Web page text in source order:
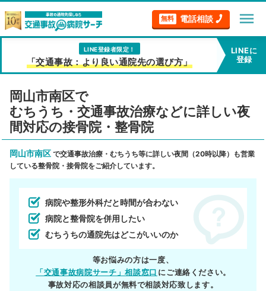
無料 電話相談 menu
LINE登録者限定！
「交通事故：より良い通院先の選び方」
LINEに
登録
岡山市南区で
むちうち・交通事故治療などに詳しい夜
間対応の接骨院・整骨院
岡山市南区 で交通事故治療・むちうち等に詳しい夜間（20時以降）も営業
している整骨院・接骨院をご紹介しています。
病院や整形外科だと時間が合わない
病院と整骨院を併用したい
むちうちの通院先はどこがいいのか
等お悩みの方は一度、
「交通事故病院サーチ」相談窓口 にご連絡ください。
事故対応の相談員が無料で相談対応致します。